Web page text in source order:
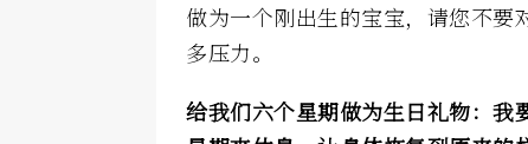
做为一个刚出生的宝宝，请您不要
多压力。
给我们六个星期做为生日礼物：我